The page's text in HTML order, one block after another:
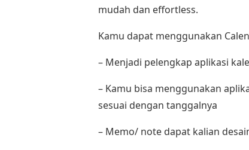
mudah dan effortless.
Kamu dapat menggunakan
– Menjadi pelengkap aplikasi
– Kamu bisa menggunakan
sesuai dengan tanggalnya
– Memo/ note dapat kalian